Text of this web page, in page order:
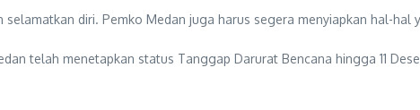
selamatkan diri. Pemko Medan juga harus segera menyiapkan hal-
telah menetapkan status Tanggap Darurat Bencana hingga 11